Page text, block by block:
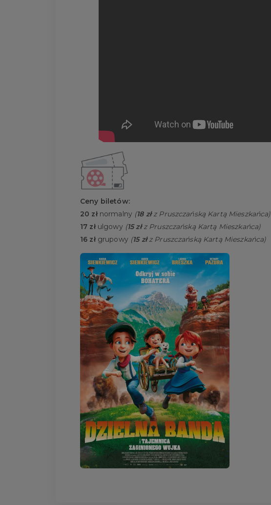
Ceny biletów:
20 złnormalny (18 złz Pruszczańską Kartą Mieszkańca)
17 zł ulgowy (15 złz Pruszczańską Kartą Mieszkańca)
16 złgrupowy (15 złz Pruszczańską Kartą Mieszkańca)